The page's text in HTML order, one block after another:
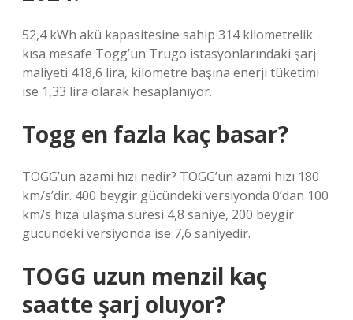
52,4 kWh akü kapasitesine sahip 314 kilometrelik
kısa mesafe Togg’un Trugo istasyonlarındaki şarj
maliyeti 418,6 lira, kilometre başına enerji tüketimi
ise 1,33 lira olarak hesaplanıyor.
Togg en fazla kaç basar?
TOGG’un azami hızı nedir? TOGG’un azami hızı 180
km/s’dir. 400 beygir gücündeki versiyonda 0’dan 100
km/s hıza ulaşma süresi 4,8 saniye, 200 beygir
gücündeki versiyonda ise 7,6 saniyedir.
TOGG uzun menzil kaç
saatte şarj oluyor?